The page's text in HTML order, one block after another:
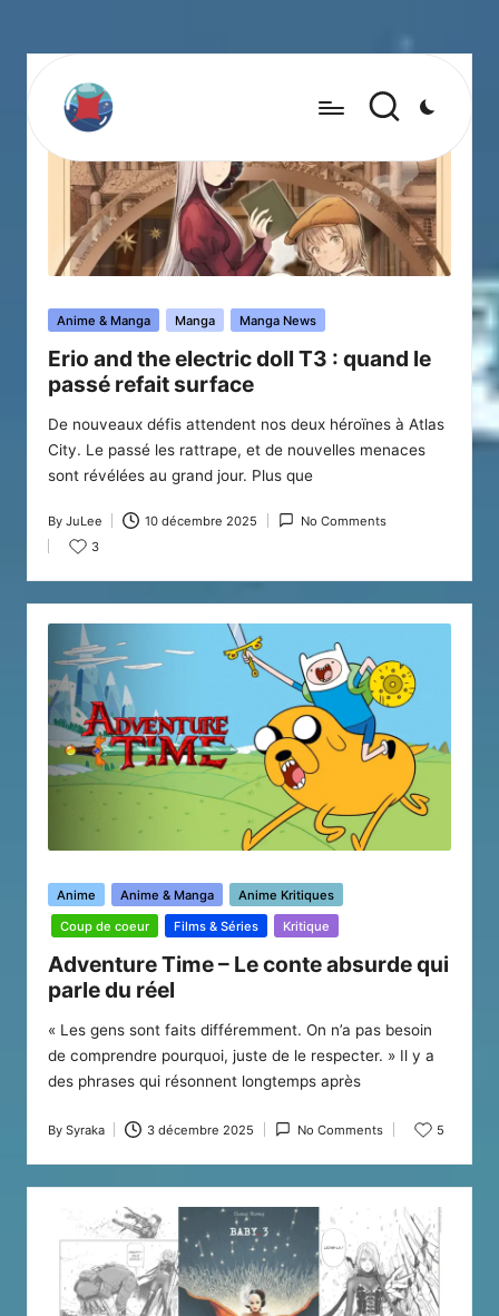
Posted
Anime & Manga Manga Manga News
Erio and the electric doll T3 : quand le
passé refait surface
De nouveaux défis attendent nos deux héroïnes à Atlas
City. Le passé les rattrape, et de nouvelles menaces
sont révélées au grand jour. Plus que
Posted
by
By JuLee 10 décembre 2025
No Comments
3
Posted
in
Anime Anime & Manga
Anime Kritiques
Coup de coeur
Films & Séries Kritique
Adventure Time – Le conte absurde qui
parle du réel
« Les gens sont faits différemment. On n’a pas besoin
de comprendre pourquoi, juste de le respecter. » Il y a
des phrases qui résonnent longtemps après
Posted
by
By Syraka 3 décembre 2025 No Comments 5